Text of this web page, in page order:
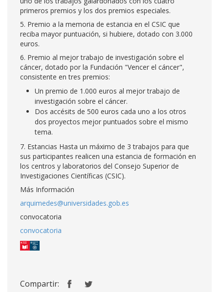
primeros premios y los dos premios especiales.
5. Premio a la memoria de estancia en el CSIC que
reciba mayor puntuación, si hubiere, dotado con 3.000
euros.
6. Premio al mejor trabajo de investigación sobre el
cáncer, dotado por la Fundación "Vencer el cáncer",
consistente en tres premios:
Un premio de 1.000 euros al mejor trabajo de
investigación sobre el cáncer.
Dos accésits de 500 euros cada uno a los otros
dos proyectos mejor puntuados sobre el mismo
tema.
7. Estancias Hasta un máximo de 3 trabajos para que
sus participantes realicen una estancia de formación en
los centros y laboratorios del Consejo Superior de
Investigaciones Científicas (CSIC).
Más Información
arquimedes@universidades.gob.es
convocatoria
convocatoria
Compartir: